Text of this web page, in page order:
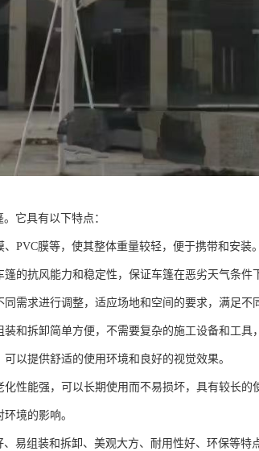
它具有以下特点：
PVC膜等，使其整体重量较轻，便于携带和安装。
的抗风能力和稳定性，保证车篷在恶劣天气条件
需求进行调整，适应场地和空间的要求，满足不
和拆卸简单方便，不需要复杂的施工设备和工具
以提供舒适的使用环境和良好的视觉效果。
性能强，可以长期使用而不易损坏，具有较长的
境的影响。
易组装和拆卸、美观大方、耐用性好、环保等特